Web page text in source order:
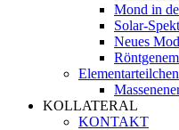
Mond in
Solar-
Neues
KOLLATERAL
KONTAKT